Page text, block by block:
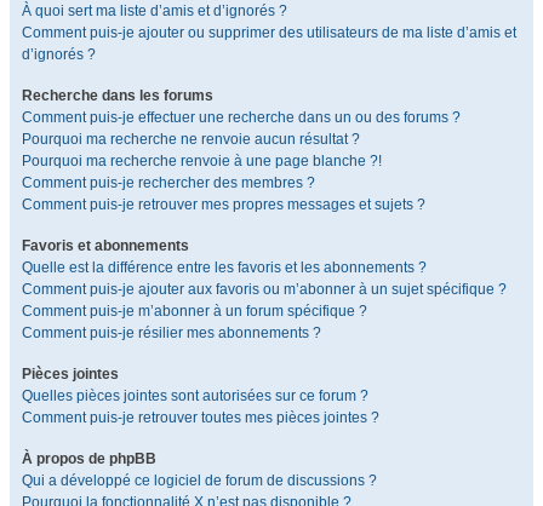
À quoi sert ma liste d’amis et d’ignorés ?
Comment puis-je ajouter ou supprimer des utilisateurs de ma liste d’amis et
d’ignorés ?
Recherche dans les forums
Comment puis-je effectuer une recherche dans un ou des forums ?
Pourquoi ma recherche ne renvoie aucun résultat ?
Pourquoi ma recherche renvoie à une page blanche ?!
Comment puis-je rechercher des membres ?
Comment puis-je retrouver mes propres messages et sujets ?
Favoris et abonnements
Quelle est la différence entre les favoris et les abonnements ?
Comment puis-je ajouter aux favoris ou m’abonner à un sujet spécifique ?
Comment puis-je m’abonner à un forum spécifique ?
Comment puis-je résilier mes abonnements ?
Pièces jointes
Quelles pièces jointes sont autorisées sur ce forum ?
Comment puis-je retrouver toutes mes pièces jointes ?
À propos de phpBB
Qui a développé ce logiciel de forum de discussions ?
Pourquoi la fonctionnalité X n’est pas disponible ?